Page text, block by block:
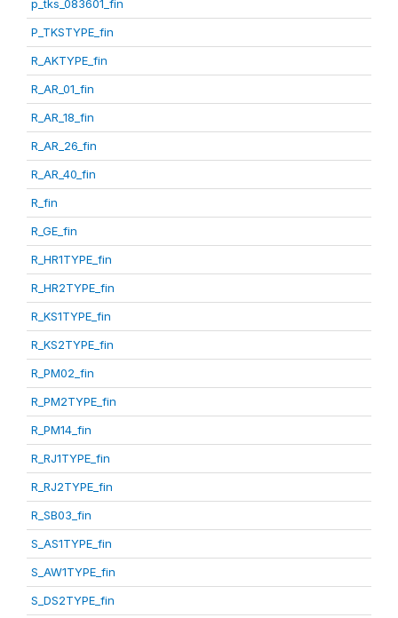
p_tks_083601_fin
P_TKSTYPE_fin
R_AKTYPE_fin
R_AR_01_fin
R_AR_18_fin
R_AR_26_fin
R_AR_40_fin
R_fin
R_GE_fin
R_HR1TYPE_fin
R_HR2TYPE_fin
R_KS1TYPE_fin
R_KS2TYPE_fin
R_PM02_fin
R_PM2TYPE_fin
R_PM14_fin
R_RJ1TYPE_fin
R_RJ2TYPE_fin
R_SB03_fin
S_AS1TYPE_fin
S_AW1TYPE_fin
S_DS2TYPE_fin